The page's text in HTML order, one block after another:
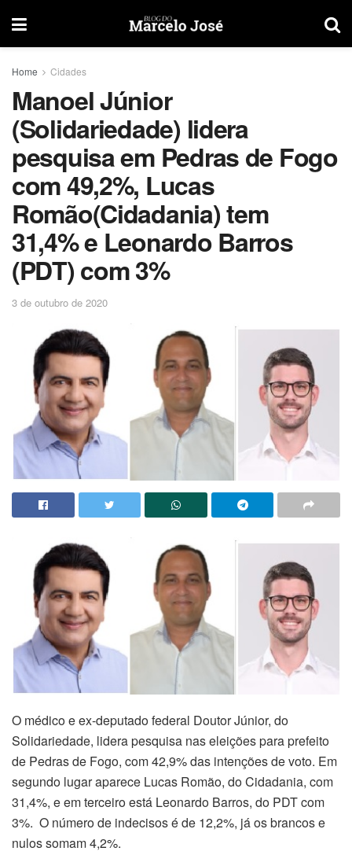
Home Cidades
Manoel Júnior
(Solidariedade) lidera
pesquisa em Pedras de Fogo
com 49,2%, Lucas
Romão(Cidadania) tem
31,4% e Leonardo Barros
(PDT) com 3%
3 de outubro de 2020
O médico e ex-deputado federal Doutor Júnior, do
Solidariedade, lidera pesquisa nas eleições para prefeito
de Pedras de Fogo, com 42,9% das intenções de voto. Em
segundo lugar aparece Lucas Romão, do Cidadania, com
31,4%, e em terceiro está Leonardo Barros, do PDT com
3%. O número de indecisos é de 12,2%, já os brancos e
nulos somam 4,2%.